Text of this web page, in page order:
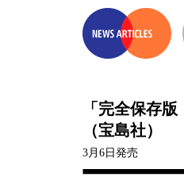
「完全保存
（宝島社）
3月6日発売